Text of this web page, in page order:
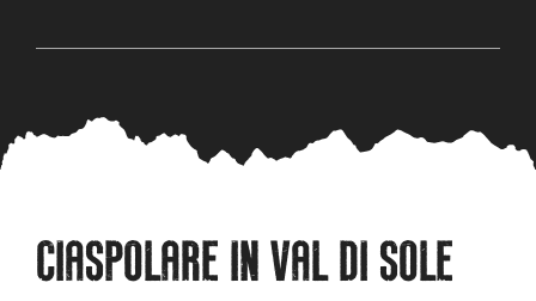
CIASPOLARE IN VAL DI SOLE